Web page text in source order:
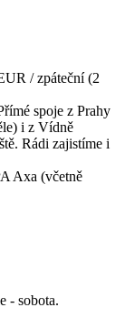
/ zpáteční (2
spoje z Prahy
i z Vídně
Rádi zajistíme i
Axa (včetně
- sobota.